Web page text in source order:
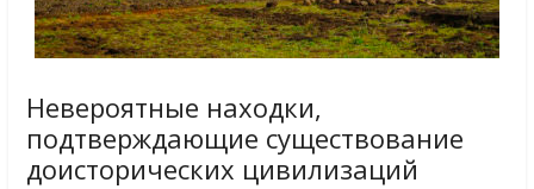
Невероятные находки,
подтверждающие существование
доисторических цивилизаций